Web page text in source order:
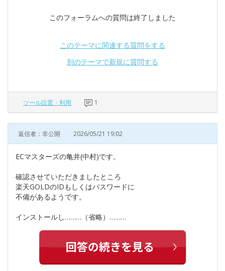
このフォーラムへの質問は終了しました
このテーマに関連する質問をする
別のテーマで新規に質問する
ツール設置・利用 1
返信者：非公開 2026/05/21 19:02
ECマスターズの亀井(中村)です。
確認させていただきましたところ
楽天GOLDのIDもしくはパスワードに
不備があるようです。
インストールし………（省略）………